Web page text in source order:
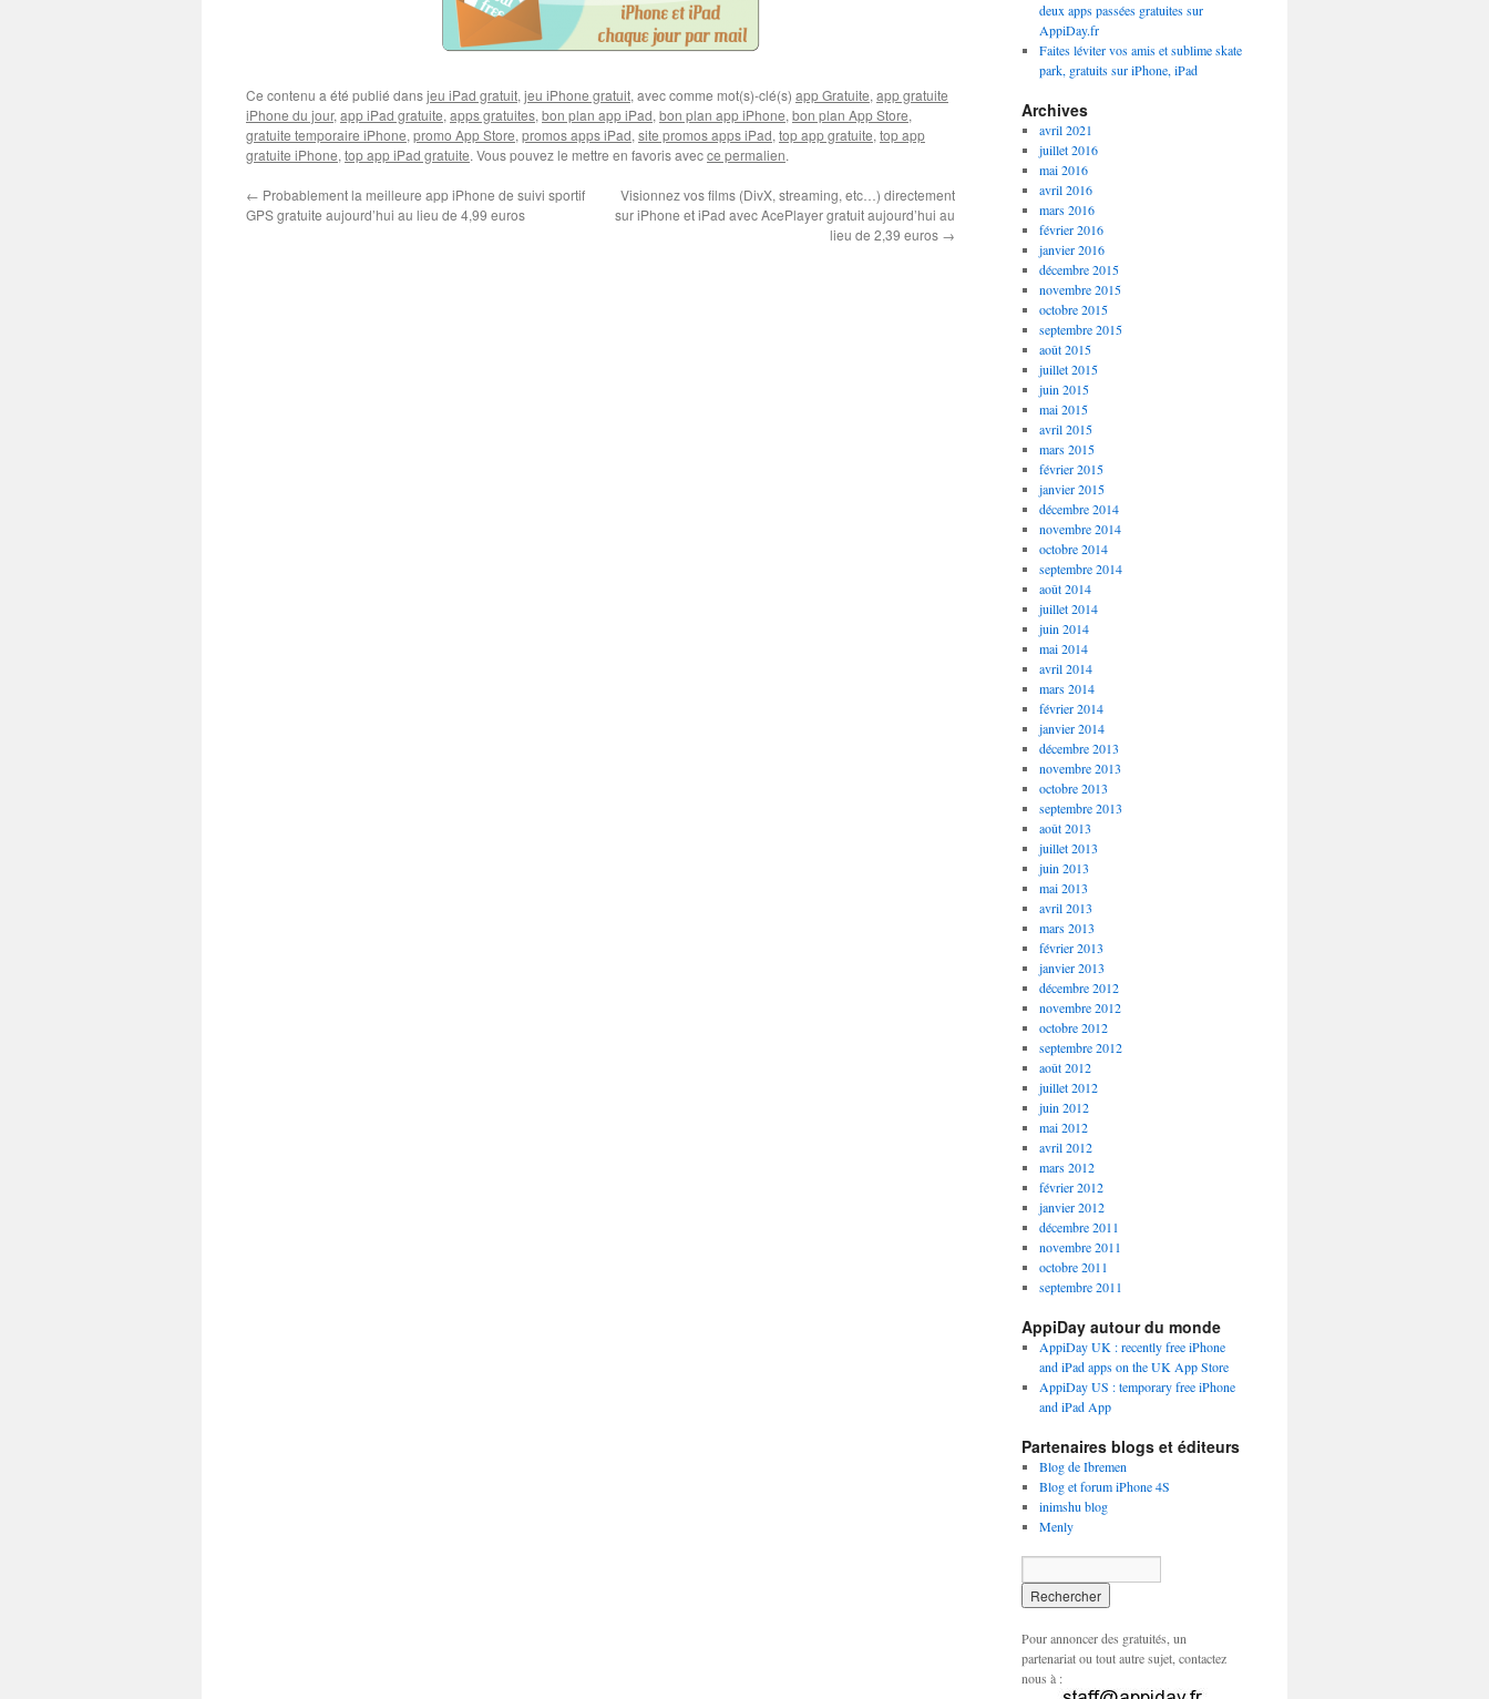
Ce contenu a été publié dansjeu iPad gratuit, jeu iPhone gratuit, avec comme mot(s)-clé(s) app Gratuite, app gratuite
iPhone du jour, app iPad gratuite, apps gratuites, bon plan app iPad, bon plan app iPhone, bon plan App Store,
gratuite temporaire iPhone, promo App Store, promos apps iPad, site promos apps iPad, top app gratuite, top app
gratuite iPhone, top app iPad gratuite. Vous pouvez le mettre en favoris avecce permalien.
← Probablement la meilleure app iPhone de suivi sportif
GPS gratuite aujourd’hui au lieu de 4,99 euros
Visionnez vos films (DivX, streaming, etc…) directement
sur iPhone et iPad avec AcePlayer gratuit aujourd’hui au
lieu de 2,39 euros →
deux apps passées gratuites sur
AppiDay.fr
Faites léviter vos amis et sublime skate
park, gratuits sur iPhone, iPad
Archives
avril 2021
juillet 2016
mai 2016
avril 2016
mars 2016
février 2016
janvier 2016
décembre 2015
novembre 2015
octobre 2015
septembre 2015
août 2015
juillet 2015
juin 2015
mai 2015
avril 2015
mars 2015
février 2015
janvier 2015
décembre 2014
novembre 2014
octobre 2014
septembre 2014
août 2014
juillet 2014
juin 2014
mai 2014
avril 2014
mars 2014
février 2014
janvier 2014
décembre 2013
novembre 2013
octobre 2013
septembre 2013
août 2013
juillet 2013
juin 2013
mai 2013
avril 2013
mars 2013
février 2013
janvier 2013
décembre 2012
novembre 2012
octobre 2012
septembre 2012
août 2012
juillet 2012
juin 2012
mai 2012
avril 2012
mars 2012
février 2012
janvier 2012
décembre 2011
novembre 2011
octobre 2011
septembre 2011
AppiDay autour du monde
AppiDay UK : recently free iPhone
and iPad apps on the UK App Store
AppiDay US : temporary free iPhone
and iPad App
Partenaires blogs et éditeurs
Blog de Ibremen
Blog et forum iPhone 4S
inimshu blog
Menly
Pour annoncer des gratuités, un
partenariat ou tout autre sujet, contactez
nous à :